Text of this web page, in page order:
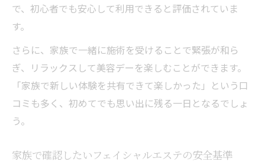
で、初心者でも安心して利用できると評価されていま
す。
さらに、家族で一緒に施術を受けることで緊張が和ら
ぎ、リラックスして美容デーを楽しむことができます。
「家族で新しい体験を共有できて楽しかった」という口
コミも多く、初めてでも思い出に残る一日となるでしょ
う。
家族で確認したいフェイシャルエステの安全基準